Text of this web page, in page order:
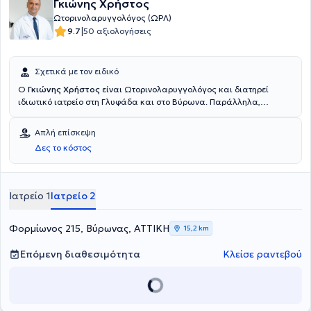
Γκιώνης Χρήστος
Ωτορινολαρυγγολόγος (ΩΡΛ)
9.7|50 αξιολογήσεις
Σχετικά με τον ειδικό
Ο Γκιώνης Χρήστος είναι Ωτορινολαρυγγολόγος και διατηρεί
ιδιωτικό ιατρείο στη Γλυφάδα και στο Βύρωνα. Παράλληλα,
Τραχήλου στο Metropolitan Hospital. Είναι απόφοιτος της Ιατρικής
σχολής του Εθνικού & Καποδιστριακού Πανεπιστημίου Αθηνών και
εξειδικεύεται στη Χειρουργική Κεφαλής & Τραχήλου, στην
Ωτοχειρουργική και Χειρουργική Βάσης Κρανίου καθώς και στην
Ρινοπλαστική.
Απλή επίσκεψη
Δες το κόστος
Ιατρείο 1Ιατρείο 2
Φορμίωνος 215, Βύρωνας, ΑΤΤΙΚΗ 15,2 km
Επόμενη διαθεσιμότητα Κλείσε ραντεβού